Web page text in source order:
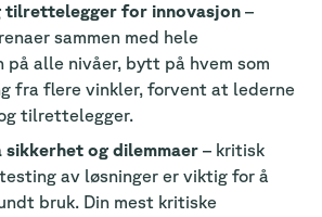
tilrettelegger for innovasjon –
sammen med hele
på alle nivåer, bytt på hvem som
fra flere vinkler, forvent at lederne
tilrettelegger.
sikkerhet og dilemmaer – kritisk
av løsninger er viktig for å
bruk. Din mest kritiske